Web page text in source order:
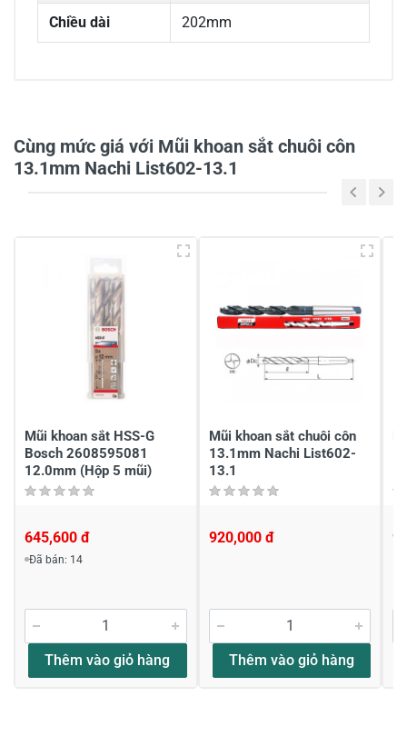
Chiều dài 202mm
2
1
-
Chia sẻ nhận xét về sản phẩm
Đánh giá sao
Cùng mức giá với Mũi khoan sắt chuôi côn
13.1mm Nachi List602-13.1
Mũi khoan sắt HSS-G
Bosch 2608595081
12.0mm (Hộp 5 mũi)
645,600 đ
Đã bán: 14
Thêm vào giỏ hàng
Mũi khoan sắt chuôi côn
13.1mm Nachi List602-
13.1
920,000 đ
Thêm vào giỏ hàng